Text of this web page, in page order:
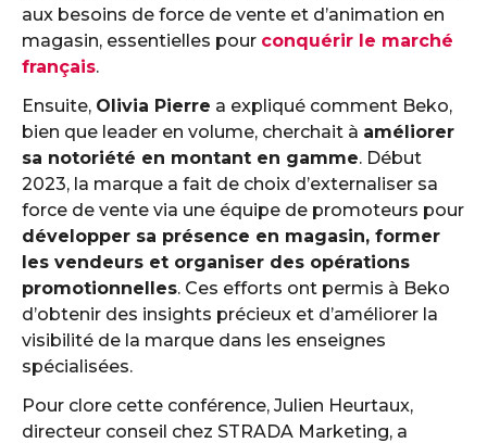
aux besoins de force de vente et d’animation en
magasin, essentielles pour conquérir le marché
français.
Ensuite, Olivia Pierre a expliqué comment Beko,
bien que leader en volume, cherchait à améliorer
sa notoriété en montant en gamme. Début
2023, la marque a fait de choix d’externaliser sa
force de vente via une équipe de promoteurs pour
développer sa présence en magasin, former
les vendeurs et organiser des opérations
promotionnelles. Ces efforts ont permis à Beko
d’obtenir des insights précieux et d’améliorer la
visibilité de la marque dans les enseignes
spécialisées.
Pour clore cette conférence, Julien Heurtaux,
directeur conseil chez STRADA Marketing, a